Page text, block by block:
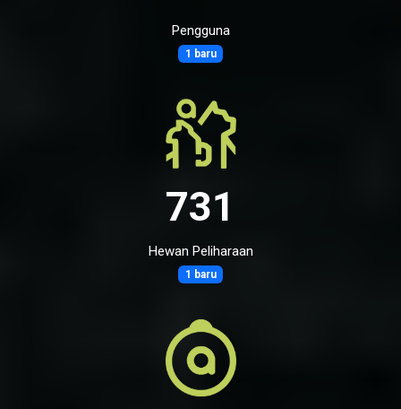
Pengguna
1 baru
731
Hewan Peliharaan
1 baru